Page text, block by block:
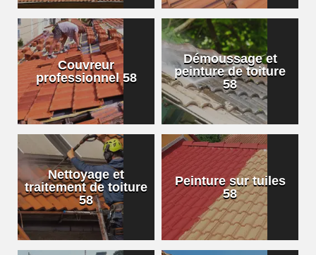
Couvreur
professionnel 58
Démoussage et
peinture de toiture
58
Nettoyage et
traitement de toiture
58
Peinture sur tuiles
58